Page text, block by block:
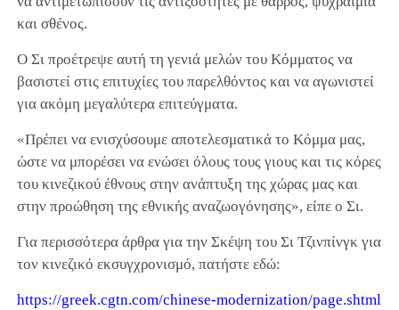
και σθένος.
Ο Σι προέτρεψε αυτή τη γενιά μελών του Κόμματος να
βασιστεί στις επιτυχίες του παρελθόντος και να αγωνιστεί
για ακόμη μεγαλύτερα επιτεύγματα.
«Πρέπει να ενισχύσουμε αποτελεσματικά το Κόμμα μας,
ώστε να μπορέσει να ενώσει όλους τους γιους και τις κόρες
του κινεζικού έθνους στην ανάπτυξη της χώρας μας και
στην προώθηση της εθνικής αναζωογόνησης», είπε ο Σι.
Για περισσότερα άρθρα για την Σκέψη του Σι Τζινπίνγκ για
τον κινεζικό εκσυγχρονισμό, πατήστε εδώ:
https://greek.cgtn.com/chinese-modernization/page.shtml